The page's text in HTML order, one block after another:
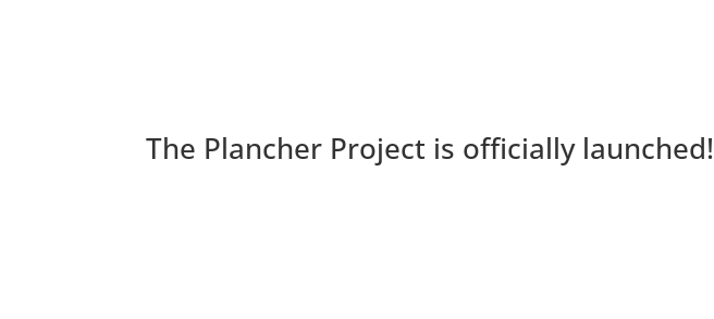
The Plancher Project is officially launched!